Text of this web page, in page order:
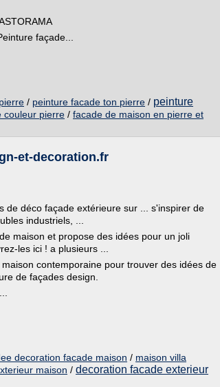
façade...
/ peinture facade ton pierre / peinture
couleur pierre / facade de maison en pierre et
et-decoration.fr
de déco façade extérieure sur ... s'inspirer de
industriels, ...
maison et propose des idées pour un joli
les ici ! a plusieurs ...
contemporaine pour trouver des idées de
de façades design.
decoration facade maison / maison villa
maison / decoration facade exterieur